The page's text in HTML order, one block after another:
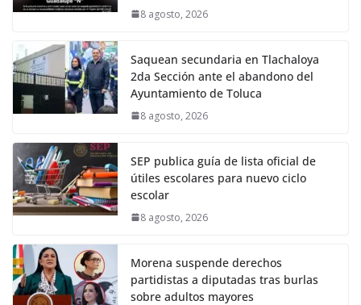
8 agosto, 2026
Saquean secundaria en Tlachaloya
2da Sección ante el abandono del
Ayuntamiento de Toluca
8 agosto, 2026
SEP publica guía de lista oficial de
útiles escolares para nuevo ciclo
escolar
8 agosto, 2026
Morena suspende derechos
partidistas a diputadas tras burlas
sobre adultos mayores